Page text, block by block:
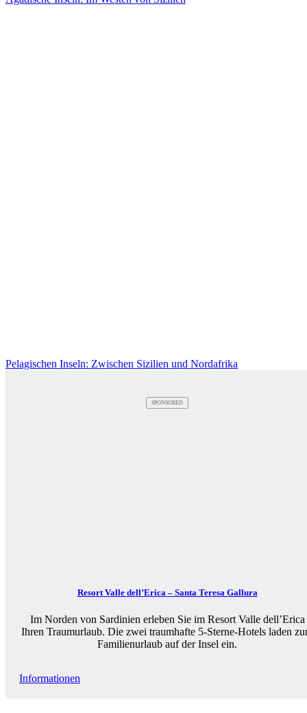
Pelagischen Inseln: Zwischen Sizilien und Nordafrika
SPONSORED
Resort Valle dell’Erica – Santa Teresa Gallura
Im Norden von Sardinien erleben Sie im Resort Valle dell’Erica
Ihren Traumurlaub. Die zwei traumhafte 5-Sterne-Hotels laden
Familienurlaub auf der Insel ein.
Informationen